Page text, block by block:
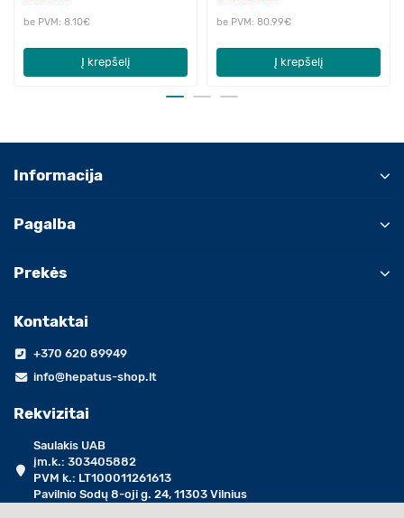
be PVM: 8.10€
Į krepšelį
be PVM: 80.99€
Į krepšelį
Informacija
Pagalba
Prekės
Kontaktai
+370 620 89949
info@hepatus-shop.lt
Rekvizitai
Saulakis UAB
įm.k.: 303405882
PVM k.: LT100011261613
Pavilnio Sodų 8-oji g. 24, 11303 Vilnius